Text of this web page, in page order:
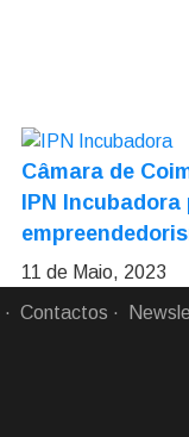
Câmara de
IPN
11 de Maio, 2023
Contactos